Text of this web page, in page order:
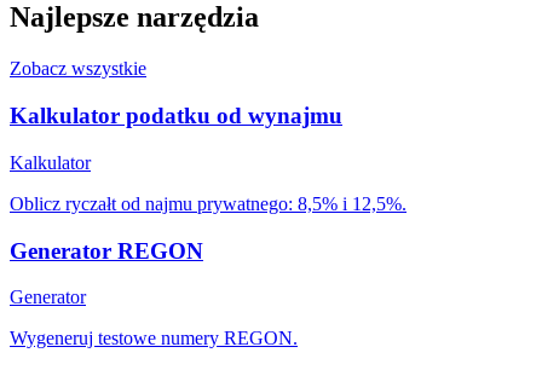
Najlepsze narzędzia
Zobacz wszystkie
Kalkulator podatku od wynajmu
Kalkulator
Oblicz ryczałt od najmu prywatnego: 8,5% i 12,5%.
Generator REGON
Generator
Wygeneruj testowe numery REGON.